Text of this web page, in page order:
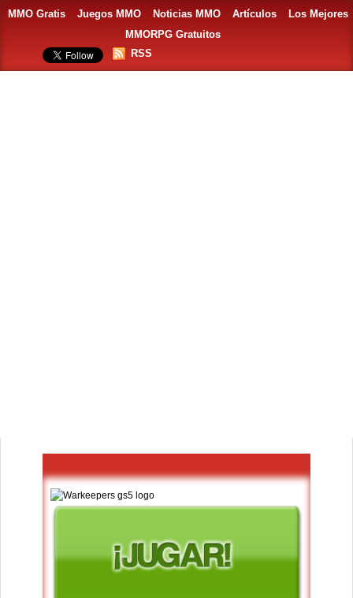
MMO Gratis Juegos MMO Noticias MMO Artículos
Los Mejores
MMORPG Gratuitos
RSS